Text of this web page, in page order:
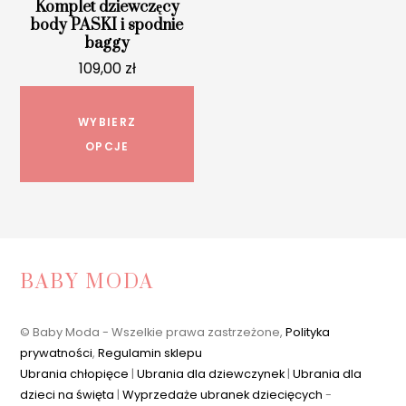
Komplet dziewczęcy
body PASKI i spodnie
baggy
109,00 zł
WYBIERZ
OPCJE
produktu
BABY MODA
© Baby Moda - Wszelkie prawa zastrzeżone,Polityka
prywatności,Regulamin sklepu
Ubrania chłopięce |Ubrania dla dziewczynek|Ubrania dla
dzieci na święta |Wyprzedaże ubranek dziecięcych -